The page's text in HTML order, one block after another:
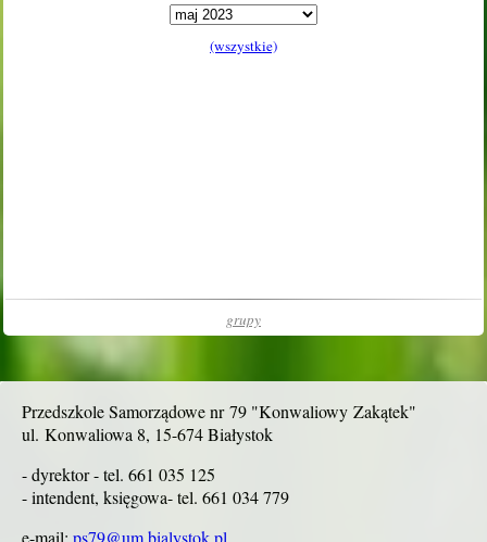
obecnie wybrany miesiąc
(wszystkie)
grupy
Przedszkole Samorządowe nr 79 "Konwaliowy Zakątek"
ul. Konwaliowa 8, 15-674 Białystok
- dyrektor - tel. 661 035 125
- intendent, księgowa- tel. 661 034 779